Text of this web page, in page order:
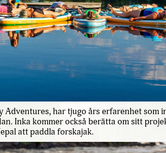
Adventures, har tjugo års erfarenhet som
Inka kommer också berätta om sitt
att paddla forskajak.